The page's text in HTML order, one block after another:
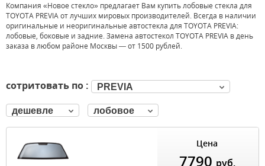
Компания «Новое стекло» предлагает Вам купить лобовые стекла для
TOYOTA PREVIA от лучших мировых производителей. Всегда в наличии
оригинальные и неоригинальные автостекла для TOYOTA PREVIA:
лобовые, боковые и задние. Замена автостекол TOYOTA PREVIA в день
заказа в любом районе Москвы — от 1500 рублей.
сотритовать по : PREVIA
дешевле лобовое
Цена
7790 руб.